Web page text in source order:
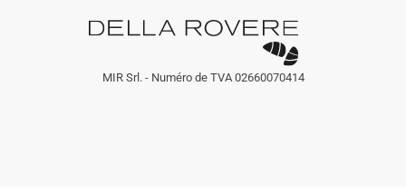
MIR Srl. - Numéro de TVA 02660070414